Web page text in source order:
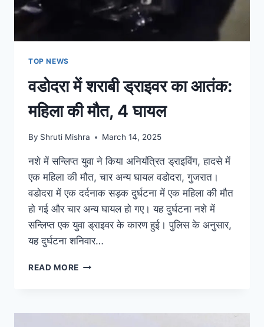
TOP NEWS
वडोदरा में शराबी ड्राइवर का आतंक:
महिला की मौत, 4 घायल
By Shruti Mishra March 14, 2025
नशे में सन्लिप्त युवा ने किया अनियंत्रित ड्राइविंग, हादसे में
एक महिला की मौत, चार अन्य घायल वडोदरा, गुजरात।
वडोदरा में एक दर्दनाक सड़क दुर्घटना में एक महिला की मौत
हो गई और चार अन्य घायल हो गए। यह दुर्घटना नशे में
सन्लिप्त एक युवा ड्राइवर के कारण हुई। पुलिस के अनुसार,
यह दुर्घटना शनिवार…
READ MORE